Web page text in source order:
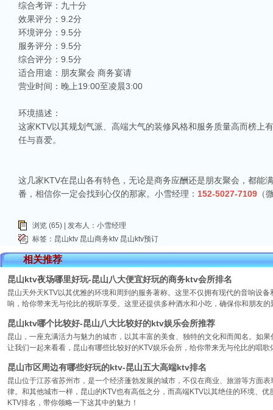
相关推荐
昆山ktv夜场哪里好玩-昆山八大便宜好玩的商务ktv会所排名
昆山天外天KTV以其优雅的环境和周到的服务著称。这里不仅拥有现代的音响设
响，给你带来无与伦比的视听享受。这里还提供多种酒水和小吃，确保你和朋友的
昆山ktv哪个比较好-昆山八大比较好的ktv娱乐会所推荐
昆山，一座充满活力与魅力的城市，以其丰富的美食、独特的文化和而闻名。如
让我们一起来看看，昆山有哪些比较好的KTV娱乐会所，给你带来无与伦比的唱歌
昆山市区周边有哪些好玩的ktv-昆山五大高端ktv排名
昆山位于江苏省苏州市，是一个经济蓬勃发展的城市，不仅在商业、旅游等方面
律。和其他城市一样，昆山的KTV也有高低之分，而高端KTV以其绝佳的环境、
KTV排名，带你领略一下这其中的魅力！
综合考评：九十分
效果评分：9.2分
环境评分：9.5分
服务评分：9.5分
综合评分：9.5分
适合用途：朋友聚会 商务宴请
营业时间：晚上19:00至凌晨3:00
环境描述：
这家KTV以其规划气派、高端大气的装修风格和服务质量高而榜上
任与喜爱。
这几家KTV在昆山各有特色，无论是商务应酬还是朋友聚会，都能
番，相信你一定会找到心仪的那家。小雪经理： 152-5027-7109 （
浏览 (65) | 发布人：小雪经理
标签： 昆山ktv 昆山商务ktv 昆山ktv预订